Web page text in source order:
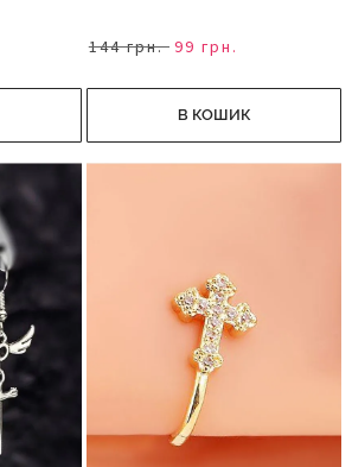
144 грн. 99 грн.
В КОШИК